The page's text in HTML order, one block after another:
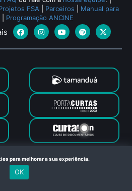
FSA Parceiros
Manual para
Programação ANCINE
os direitos reservados. Feito com
Rio de Janeiro
para melhorar a sua experiência.
OK